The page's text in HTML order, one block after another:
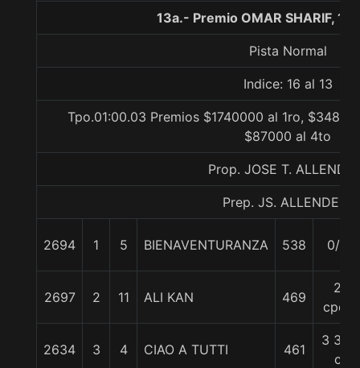
13a.- Premio OMAR SHARIF,
Pista Normal
Indice: 16 al 13
Tpo.01:00.03 Premios $1740000 al 1ro,
$87000 al 4to
Prop. JOSE T. ALLENDE
Prep. JS. ALLENDE F.
2694 1 5 BIENAVENTURANZA 538 0/0
2697 2 11 ALI KAN 469
2
cpos
2634 3 4 CIAO A TUTTI 461
3 3/4
c